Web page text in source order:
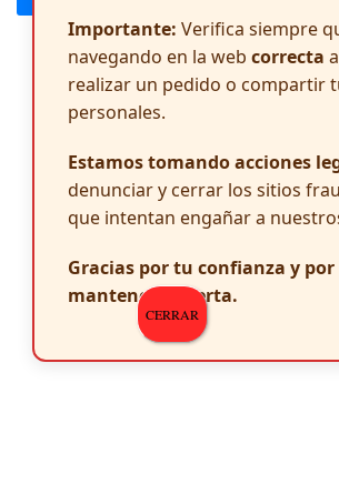
Importante: Verifica siempre
navegando en la webcorrecta
realizar un pedido o compartir
personales.
Estamos tomando acciones
denunciar y cerrar los sitios
que intentan engañar a
Gracias por tu confianza y por
mantenerte alerta.
CERRAR